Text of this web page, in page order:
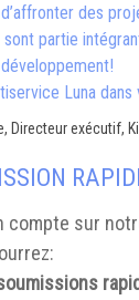
des
partie
développement!
Luna dans
Directeur exécutif,
compte sur